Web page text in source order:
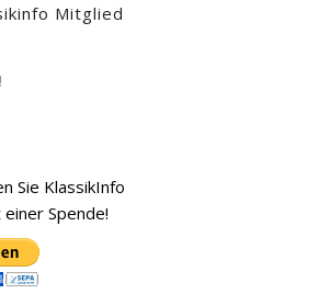
Mitglied
Sie KlassikInfo
Spende!